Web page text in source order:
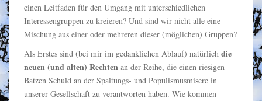
einen Leitfaden für den Umgang mit unterschiedlichen
Interessengruppen zu kreieren? Und sind wir nicht alle eine
Mischung aus einer oder mehreren dieser (möglichen) Gruppen?
Als Erstes sind (bei mir im gedanklichen Ablauf) natürlich die
neuen (und alten) Rechten an der Reihe, die einen riesigen
Batzen Schuld an der Spaltungs- und Populismusmisere in
unserer Gesellschaft zu verantworten haben. Wie kommen